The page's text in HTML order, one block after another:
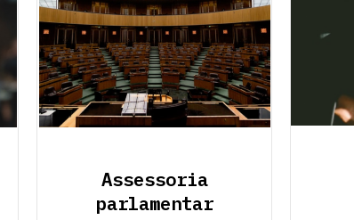
Assessoria
parlamentar